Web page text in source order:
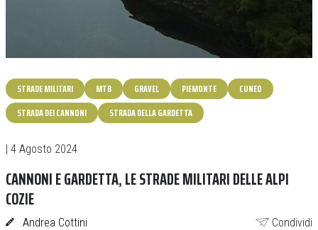
STRADE MILITARI MTB GRAVEL PIEMONTE
CUNEO
STRADA DEI CANNONI
STRADA DELLA GARDETTA
| 4 Agosto 2024
CANNONI E GARDETTA, LE STRADE MILITARI DELLE ALPI
COZIE
Andrea Cottini Condividi